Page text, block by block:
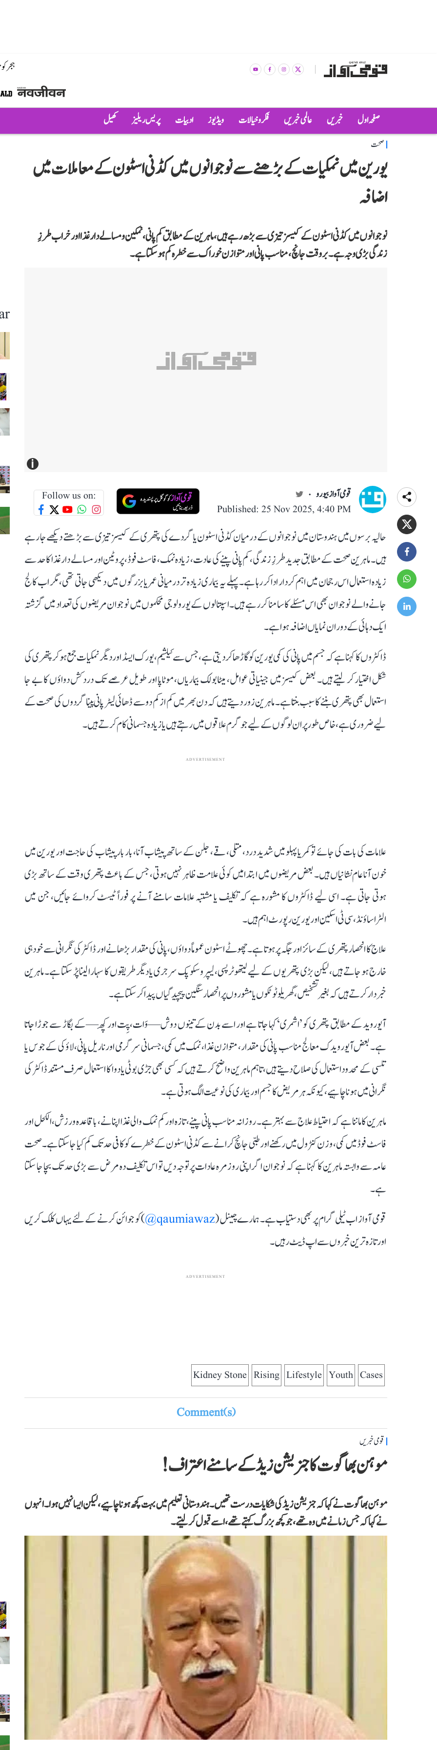
ہجر
صفحہ اول خبریں عالمی خبریں فکر و خیالات ویڈیوز ادبیات پریس ریلیز کھیل
صحت
یورین میں نمکیات کے بڑھنے سے نوجوانوں میں کڈنی اسٹون کے معاملات میں
اضافہ
نوجوانوں میں کڈنی اسٹون کے کیسز تیزی سے بڑھ رہے ہیں، ماہرین کے مطابق کم پانی، نمکین و مسالے دار غذا اور خراب طرزِ
زندگی بڑی وجہ ہے۔ بروقت جانچ، مناسب پانی اور متوازن خوراک سے خطرہ کم ہو سکتا ہے۔
i
قومی آواز بیورو
Published: 25 Nov 2025, 4:40 PM
Follow us on:
حالیہ برسوں میں ہندوستان میں نوجوانوں کے درمیان کڈنی اسٹون یا گردے کی پتھری کے کیسز تیزی سے بڑھتے دیکھے جا رہے
ہیں۔ ماہرین صحت کے مطابق جدید طرزِ زندگی، کم پانی پینے کی عادت، زیادہ نمک، فاسٹ فوڈ، پروٹین اور مسالے دار غذا کا حد سے
زیادہ استعمال اس رجحان میں اہم کردار ادا کر رہا ہے۔ پہلے یہ بیماری زیادہ تر درمیانی عمر یا بزرگوں میں دیکھی جاتی تھی، مگر اب کالج
جانے والے نوجوان بھی اس مسئلے کا سامنا کر رہے ہیں۔ اسپتالوں کے یورولوجی محکموں میں نوجوان مریضوں کی تعداد میں گزشتہ
ایک دہائی کے دوران نمایاں اضافہ ہوا ہے۔
ڈاکٹروں کا کہنا ہے کہ جسم میں پانی کی کمی یورین کو گاڑھا کر دیتی ہے، جس سے کیلشیم، یورک ایسڈ اور دیگر نمکیات جمع ہو کر پتھری کی
شکل اختیار کر لیتے ہیں۔ بعض کیسز میں جینیاتی عوامل، میٹابولک بیماریاں، موٹاپا اور طویل عرصے تک دردکش دواؤں کا بے جا
استعمال بھی پتھری بننے کا سبب بنتا ہے۔ ماہرین زور دیتے ہیں کہ دن بھر میں کم از کم دو سے ڈھائی لیٹر پانی پینا گردوں کی صحت کے
لیے ضروری ہے، خاص طور پر ان لوگوں کے لیے جو گرم علاقوں میں رہتے ہیں یا زیادہ جسمانی کام کرتے ہیں۔
ADVERTISEMENT
علامات کی بات کی جائے تو کمر یا پہلو میں شدید درد، متلی، قے، جلن کے ساتھ پیشاب آنا، بار بار پیشاب کی حاجت اور یورین میں
خون آنا عام نشانیاں ہیں۔ بعض مریضوں میں ابتدا میں کوئی علامت ظاہر نہیں ہوتی، جس کے باعث پتھری وقت کے ساتھ بڑی
ہوتی جاتی ہے۔ اسی لیے ڈاکٹروں کا مشورہ ہے کہ تکلیف یا مشتبہ علامات سامنے آنے پر فوراً ٹیسٹ کروائے جائیں، جن میں
الٹراساؤنڈ، سی ٹی اسکین اور یورین رپورٹ اہم ہیں۔
علاج کا انحصار پتھری کے سائز اور جگہ پر ہوتا ہے۔ چھوٹے اسٹون عموماً دواؤں، پانی کی مقدار بڑھانے اور ڈاکٹر کی نگرانی سے خود ہی
خارج ہو جاتے ہیں، لیکن بڑی پتھریوں کے لیے لیتھو ٹرپسی، لیپروسکوپک سرجری یا دیگر طریقوں کا سہارا لینا پڑ سکتا ہے۔ ماہرین
خبردار کرتے ہیں کہ بغیر تشخیص، گھریلو ٹوٹکوں یا مشوروں پر انحصار سنگین پیچیدگیاں پیدا کر سکتا ہے۔
آیوروید کے مطابق پتھری کو ’اشمری‘ کہا جاتا ہے اور اسے بدن کے تینوں دوش—وَات، پِت اور کَپھ—کے بگاڑ سے جوڑا جاتا
ہے۔ بعض آیورویدک معالج مناسب پانی کی مقدار، متوازن غذا، نمک میں کمی، جسمانی سرگرمی اور ناریل پانی، لاؤکی کے جوس یا
تلسی کے محدود استعمال کی صلاح دیتے ہیں، تاہم ماہرین واضح کرتے ہیں کہ کسی بھی جڑی بوٹی یا دوا کا استعمال صرف مستند ڈاکٹر کی
نگرانی میں ہونا چاہیے، کیونکہ ہر مریض کا جسم اور بیماری کی نوعیت الگ ہوتی ہے۔
ماہرین کا ماننا ہے کہ احتیاط علاج سے بہتر ہے۔ روزانہ مناسب پانی پینے، تازہ اور کم نمک والی غذا اپنانے، باقاعدہ ورزش، الکحل اور
فاسٹ فوڈ میں کمی، وزن کنٹرول میں رکھنے اور طبی جانچ کرانے سے کڈنی اسٹون کے خطرے کو کافی حد تک کم کیا جا سکتا ہے۔ صحت
عامہ سے وابستہ ماہرین کا کہنا ہے کہ نوجوان اگر اپنی روزمرہ عادات پر توجہ دیں تو اس تکلیف دہ مرض سے بڑی حد تک بچا جا سکتا
ہے۔
قومی آواز اب ٹیلی گرام پر بھی دستیاب ہے۔ ہمارے چینل (qaumiawaz@
) کو جوائن کرنے کے لئے یہاں کلک کریں
اور تازہ ترین خبروں سے اپ ڈیٹ رہیں۔
ADVERTISEMENT
Cases
Youth
Lifestyle
Rising
Kidney Stone
Comment(s)
قومی خبریں
موہن بھاگوت کا جنریشن زیڈ کے سامنے اعتراف!
موہن بھاگوت نے کہاکہ جنریشن زیڈ کی شکایات درست تھیں۔ ہندوستانی تعلیم میں بہت کچھ ہونا چاہیے، لیکن ایسا نہیں ہوا۔انہوں
نے کہا کہ جس زمانے میں وہ تھے،جو کچھ بزرگ کہتے تھے، اسے قبول کر لیتے۔